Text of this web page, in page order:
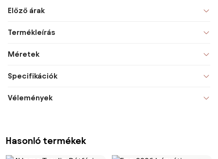
Előző árak
Termékleírás
Méretek
Specifikációk
Vélemények
Hasonló termékek